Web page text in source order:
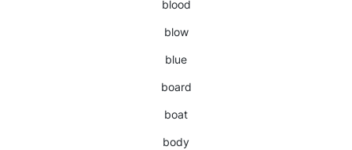
blood
blow
blue
board
boat
body